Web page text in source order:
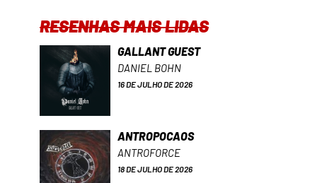
RESENHAS MAIS LIDAS
GALLANT GUEST
DANIEL BOHN
16 DE JULHO DE 2026
ANTROPOCAOS
ANTROFORCE
18 DE JULHO DE 2026